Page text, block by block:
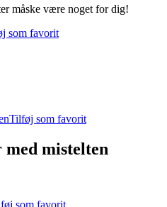
måske være noget for dig!
som favorit
Tilføj som favorit
med mistelten
som favorit